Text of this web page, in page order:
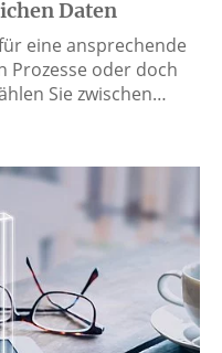
Daten
eine ansprechende
Prozesse oder doch
Sie zwischen…